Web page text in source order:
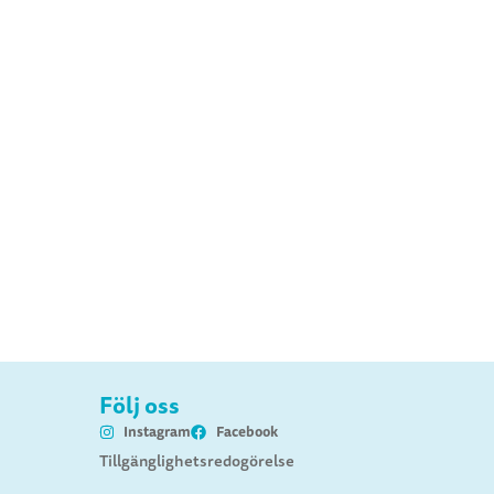
Följ oss
Instagram Facebook
Tillgänglighetsredogörelse